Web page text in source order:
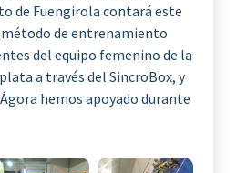
de Fuengirola contará este
método de entrenamiento
del equipo femenino de la
a través del SincroBox, y
hemos apoyado durante